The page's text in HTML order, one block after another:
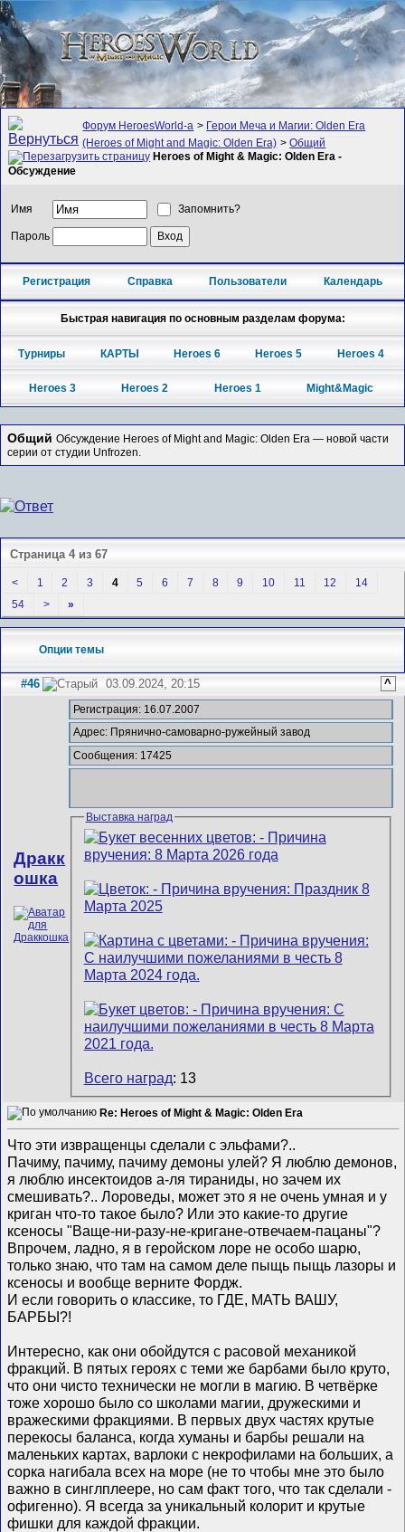
Форум HeroesWorld-а > Герои Меча и Магии: Olden Era
(Heroes of Might and Magic: Olden Era) >Общий
Heroes of Might & Magic: Olden Era -
Обсуждение
Имя Запомнить?
Пароль
Регистрация Справка Пользователи Календарь
Быстрая навигация по основным разделам форума:
Турниры КАРТЫ Heroes 6 Heroes 5 Heroes 4
Heroes 3 Heroes 2 Heroes 1 Might&Magic
Общий Обсуждение Heroes of Might and Magic: Olden Era — новой части
серии от студии Unfrozen.
Страница 4 из 67
< 1 2 3 4 5 6 7 8 9 10 11 12
14
54
> »
Опции темы
#46 03.09.2024, 20:15 ^
Дракк
ошка
Регистрация: 16.07.2007
Адрес: Прянично-самоварно-ружейный завод
Сообщения: 17425
Выставка наград
Всего наград: 13
Re: Heroes of Might & Magic: Olden Era
Что эти извращенцы сделали с эльфами?..
Пачиму, пачиму, пачиму демоны улей? Я люблю демонов,
я люблю инсектоидов а-ля тираниды, но зачем их
смешивать?.. Лороведы, может это я не очень умная и у
криган что-то такое было? Или это какие-то другие
ксеносы "Ваще-ни-разу-не-кригане-отвечаем-пацаны"?
Впрочем, ладно, я в геройском лоре не особо шарю,
только знаю, что там на самом деле пыщь пыщь лазоры и
ксеносы и вообще верните Фордж.
И если говорить о классике, то ГДЕ, МАТЬ ВАШУ,
БАРБЫ?!
Интересно, как они обойдутся с расовой механикой
фракций. В пятых героях с теми же барбами было круто,
что они чисто технически не могли в магию. В четвёрке
тоже хорошо было со школами магии, дружескими и
вражескими фракциями. В первых двух частях крутые
перекосы баланса, когда хуманы и барбы решали на
маленьких картах, варлоки с некрофилами на больших, а
сорка нагибала всех на море (не то чтобы мне это было
важно в синглплеере, но сам факт того, что так сделали -
офигенно). Я всегда за уникальный колорит и крутые
фишки для каждой фракции.